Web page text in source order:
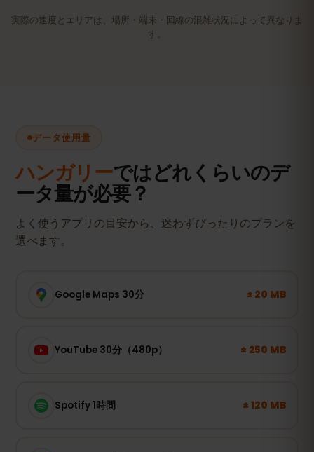
実際の速度とエリアは、場所・端末・回線の混雑状況によって異なりま
す。
データ使用量
ハンガリーではどれくらいのデ
ータ量が必要？
よく使うアプリの目安から、迷わずぴったりのプランを
選べます。
Google Maps 30分 ± 20 MB
YouTube 30分（480p） ± 250 MB
Spotify 1時間 ± 120 MB